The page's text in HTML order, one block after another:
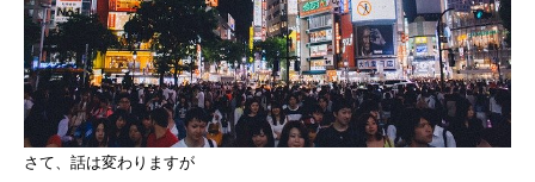
さて、話は変わりますが